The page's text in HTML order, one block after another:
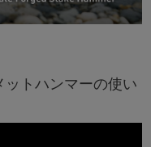
トハンマーの使い